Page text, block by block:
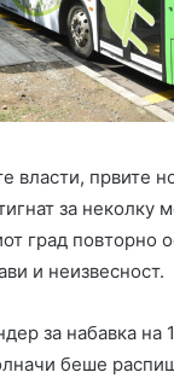
власти, првите
за неколку
град повторно
и неизвесност.
за набавка на
беше